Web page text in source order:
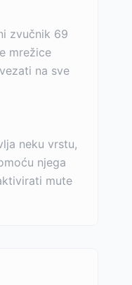
zvučnik 69
mrežice
na sve
neku vrstu,
njega
mute